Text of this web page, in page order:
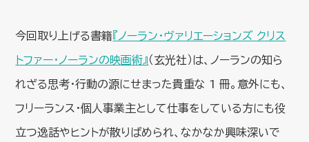
今回取り上げる書籍 『ノーラン・ヴァリエーションズ クリス
トファー・ノーランの映画術』（玄光社）は、ノーランの知ら
れざる思考・行動の源にせまった貴重な 1 冊。意外にも、
フリーランス・個人事業主として仕事をしている方にも役
立つ逸話やヒントが散りばめられ、なかなか興味深いで